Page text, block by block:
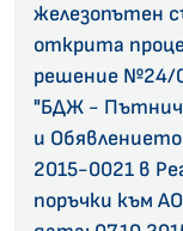
железопътeн
открита
решение №24/
"БДЖ -
и
2015-0021 в
поръчки към